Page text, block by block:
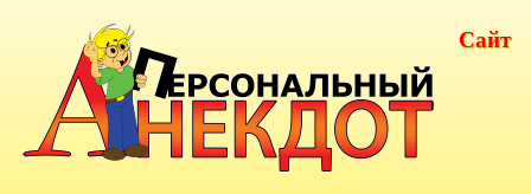
Сайт